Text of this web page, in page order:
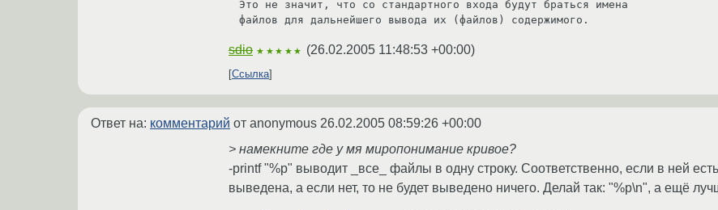
Это не значит, что со стандартного входа будут браться имена
файлов для дальнейшего вывода их (файлов) содержимого.
sdio ★★★★★ (26.02.2005 11:48:53 +00:00)
Ссылка
Ответ на: комментарий от anonymous 26.02.2005 08:59:26 +00:00
> намекните где у мя миропонимание кривое?
-printf "%p" выводит _все_ файлы в одну строку. Соответственно, если в ней
выведена, а если нет, то не будет выведено ничего. Делай так: "%p\n", а ещё